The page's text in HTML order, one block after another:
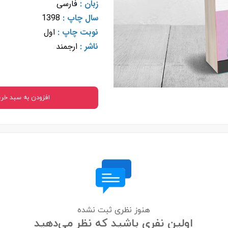
زبان : فارسی
سال چاپ : 1398
نوبت چاپ : اول
ناشر : ارجمند
افزودن به سبد
هنوز نظری ثبت نشده
اولین نفری باشید که نظر می‌دهید